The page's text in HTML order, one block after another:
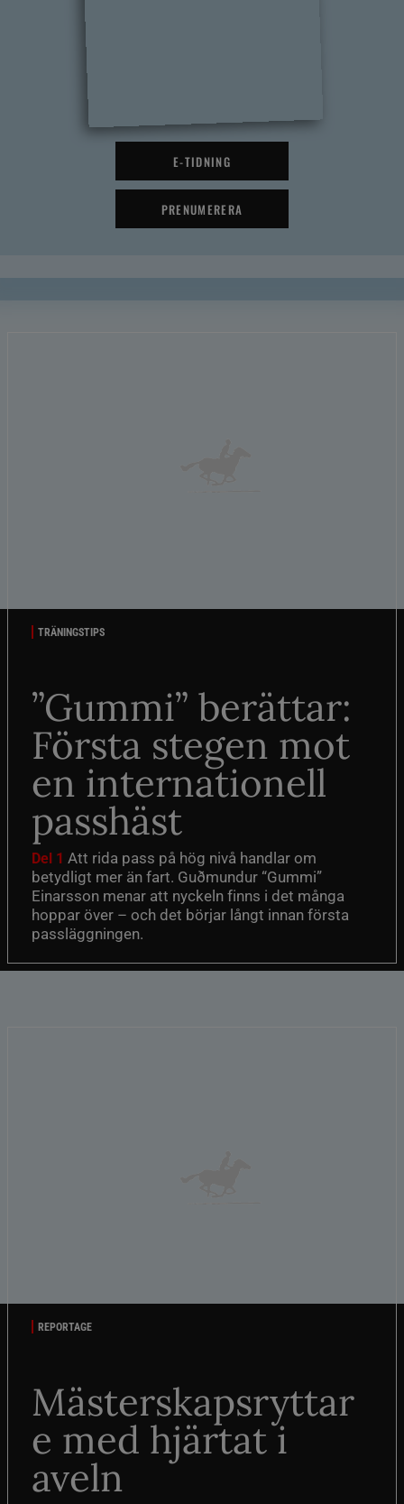
E-TIDNING
PRENUMERERA
TRÄNINGSTIPS
”Gummi” berättar:
Första stegen mot
en internationell
passhäst
Del 1 Att rida pass på hög nivå handlar om
betydligt mer än fart. Guðmundur “Gummi”
Einarsson menar att nyckeln finns i det många
hoppar över – och det börjar långt innan första
passläggningen.
REPORTAGE
Mästerskapsryttar
e med hjärtat i
aveln